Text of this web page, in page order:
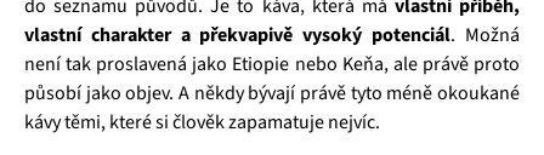
do seznamu původů. Je to káva, která má vlastní příběh,
vlastní charakter a překvapivě vysoký potenciál. Možná
není tak proslavená jako Etiopie nebo Keňa, ale právě proto
působí jako objev. A někdy bývají právě tyto méně okoukané
kávy těmi, které si člověk zapamatuje nejvíc.